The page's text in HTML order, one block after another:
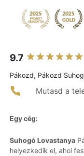
9.7
Pákozd, Pákozd
Mutasd a
Egy cég:
Suhogó Lovastanya
helyezkedik el, ahol